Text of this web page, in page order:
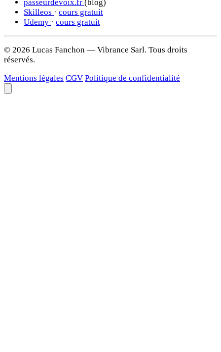
passeurdevoix.fr (blog)
Skilleos · cours gratuit
Udemy · cours gratuit
© 2026 Lucas Fanchon — Vibrance Sarl. Tous droits
réservés.
Mentions légales CGV Politique de confidentialité